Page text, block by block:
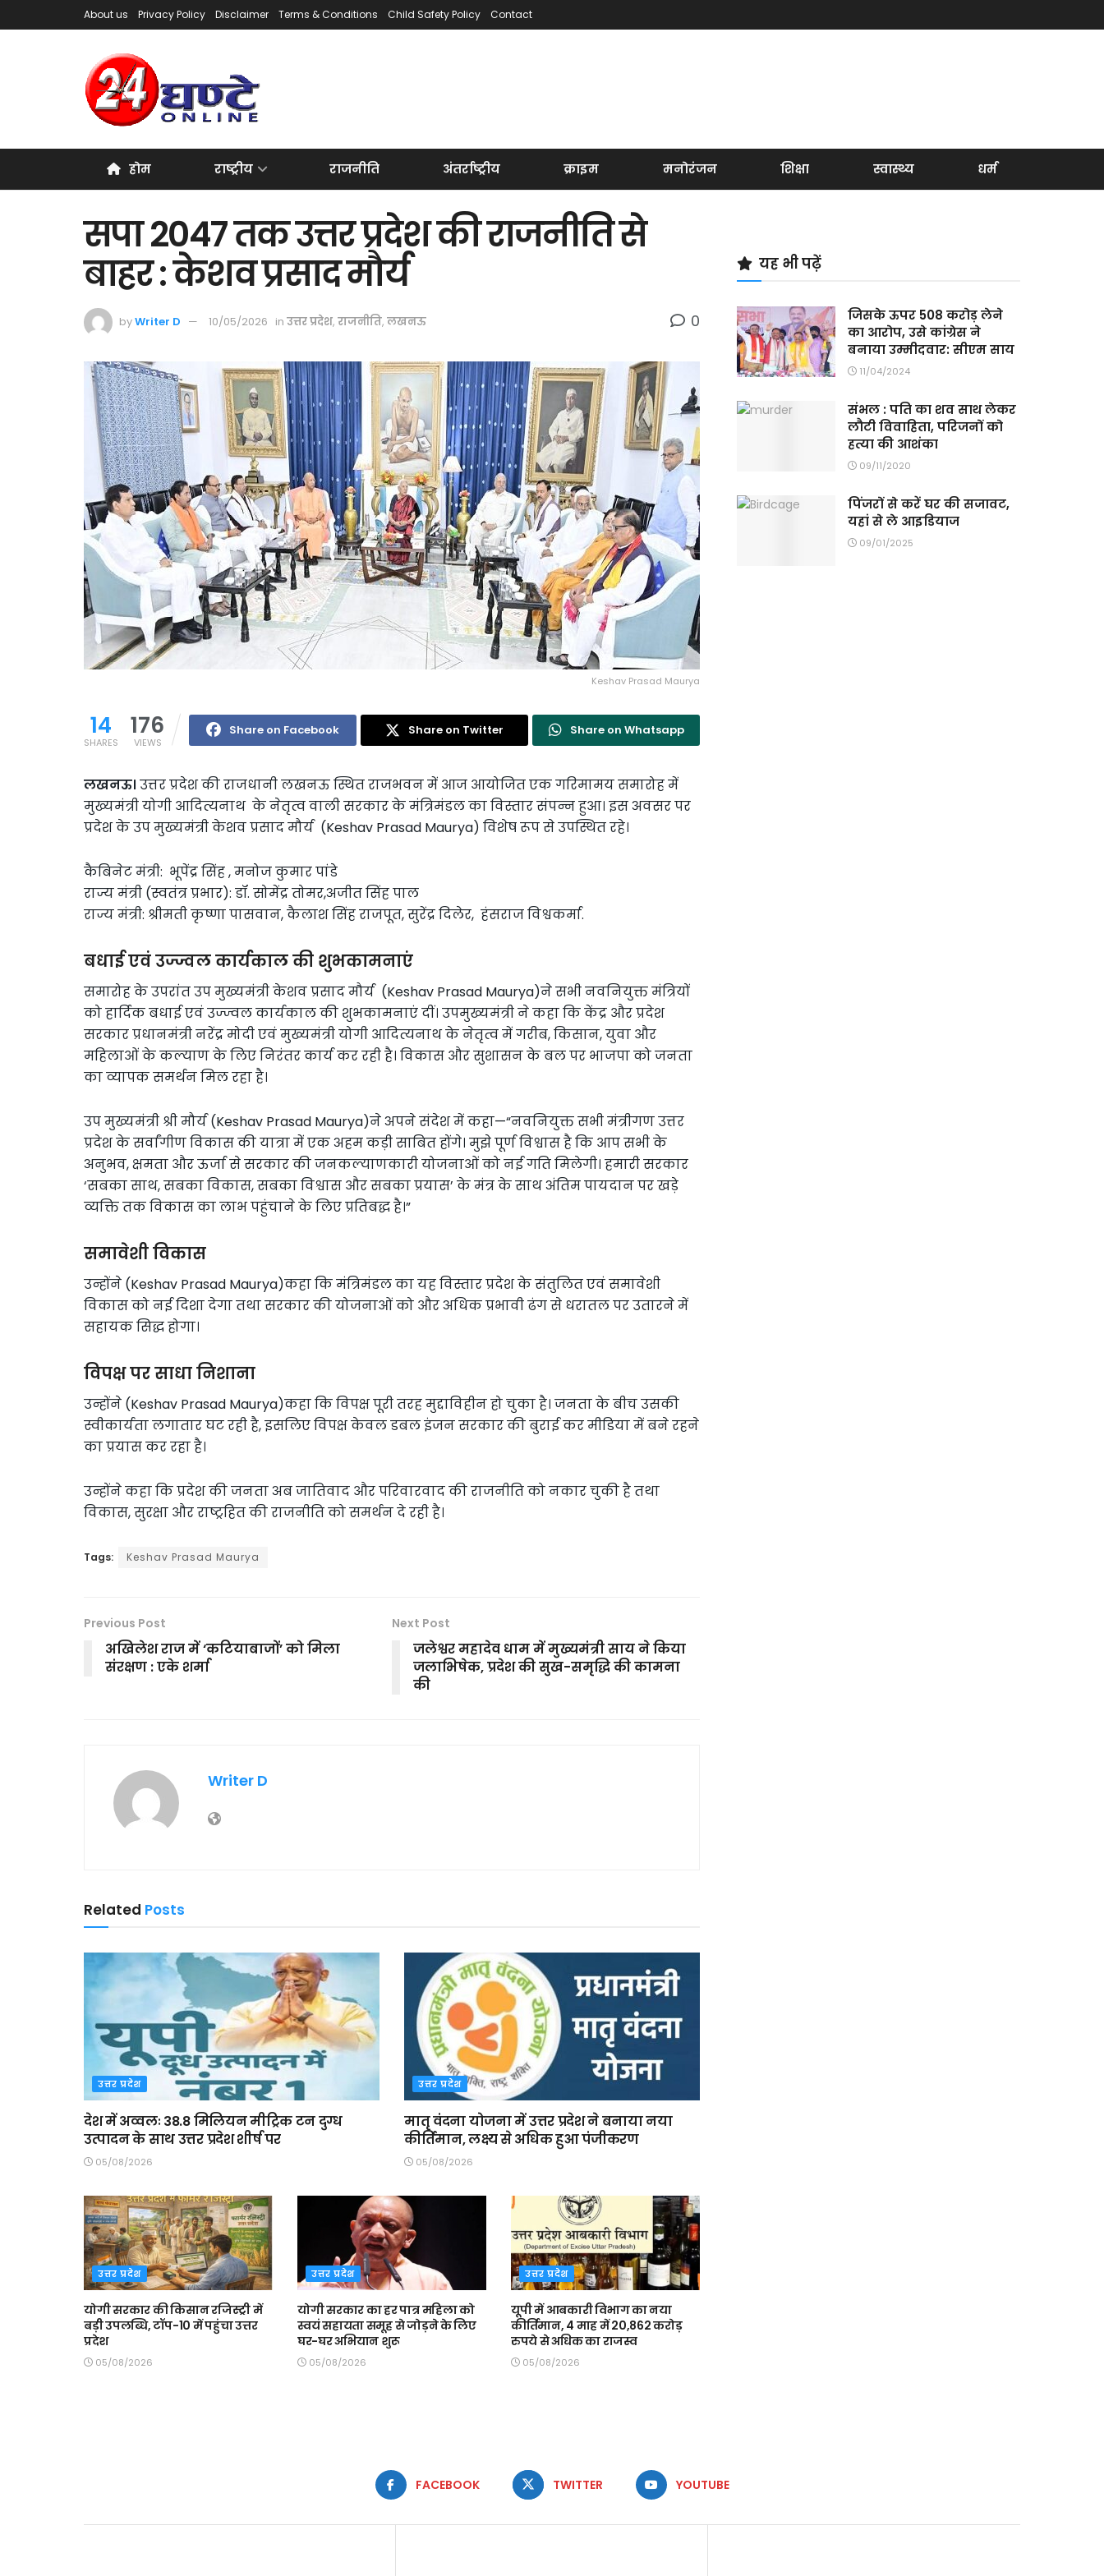
About us Privacy Policy Disclaimer Terms & Conditions Child Safety Policy Contact
होम राष्ट्रीय राजनीति अंतर्राष्ट्रीय क्राइम मनोरंजन शिक्षा स्वास्थ्य धर्म
सपा 2047 तक उत्तर प्रदेश की राजनीति से
बाहर : केशव प्रसाद मौर्य
byWriter D 10/05/2026 in उत्तर प्रदेश, राजनीति, लखनऊ 0
Keshav Prasad Maurya
14
SHARES
176
VIEWS
Share on Facebook Share on Twitter Share on Whatsapp
लखनऊ। उत्तर प्रदेश की राजधानी लखनऊ स्थित राजभवन में आज आयोजित एक गरिमामय समारोह में
मुख्यमंत्री योगी आदित्यनाथ के नेतृत्व वाली सरकार के मंत्रिमंडल का विस्तार संपन्न हुआ। इस अवसर पर
प्रदेश के उप मुख्यमंत्री केशव प्रसाद मौर्य (Keshav Prasad Maurya) विशेष रूप से उपस्थित रहे।
कैबिनेट मंत्री: भूपेंद्र सिंह , मनोज कुमार पांडे
राज्य मंत्री (स्वतंत्र प्रभार): डॉ. सोमेंद्र तोमर,अजीत सिंह पाल
राज्य मंत्री: श्रीमती कृष्णा पासवान, कैलाश सिंह राजपूत, सुरेंद्र दिलेर, हंसराज विश्वकर्मा.
बधाई एवं उज्ज्वल कार्यकाल की शुभकामनाएं
समारोह के उपरांत उप मुख्यमंत्री केशव प्रसाद मौर्य (Keshav Prasad Maurya)ने सभी नवनियुक्त मंत्रियों
को हार्दिक बधाई एवं उज्ज्वल कार्यकाल की शुभकामनाएं दीं। उपमुख्यमंत्री ने कहा कि केंद्र और प्रदेश
सरकार प्रधानमंत्री नरेंद्र मोदी एवं मुख्यमंत्री योगी आदित्यनाथ के नेतृत्व में गरीब, किसान, युवा और
महिलाओं के कल्याण के लिए निरंतर कार्य कर रही है। विकास और सुशासन के बल पर भाजपा को जनता
का व्यापक समर्थन मिल रहा है।
उप मुख्यमंत्री श्री मौर्य (Keshav Prasad Maurya)ने अपने संदेश में कहा—“नवनियुक्त सभी मंत्रीगण उत्तर
प्रदेश के सर्वांगीण विकास की यात्रा में एक अहम कड़ी साबित होंगे। मुझे पूर्ण विश्वास है कि आप सभी के
अनुभव, क्षमता और ऊर्जा से सरकार की जनकल्याणकारी योजनाओं को नई गति मिलेगी। हमारी सरकार
‘सबका साथ, सबका विकास, सबका विश्वास और सबका प्रयास’ के मंत्र के साथ अंतिम पायदान पर खड़े
व्यक्ति तक विकास का लाभ पहुंचाने के लिए प्रतिबद्ध है।”
समावेशी विकास
उन्होंने (Keshav Prasad Maurya)कहा कि मंत्रिमंडल का यह विस्तार प्रदेश के संतुलित एवं समावेशी
विकास को नई दिशा देगा तथा सरकार की योजनाओं को और अधिक प्रभावी ढंग से धरातल पर उतारने में
सहायक सिद्ध होगा।
विपक्ष पर साधा निशाना
उन्होंने (Keshav Prasad Maurya)कहा कि विपक्ष पूरी तरह मुद्दाविहीन हो चुका है। जनता के बीच उसकी
स्वीकार्यता लगातार घट रही है, इसलिए विपक्ष केवल डबल इंजन सरकार की बुराई कर मीडिया में बने रहने
का प्रयास कर रहा है।
उन्होंने कहा कि प्रदेश की जनता अब जातिवाद और परिवारवाद की राजनीति को नकार चुकी है तथा
विकास, सुरक्षा और राष्ट्रहित की राजनीति को समर्थन दे रही है।
Tags: Keshav Prasad Maurya
Previous Post
अखिलेश राज में ‘कटियाबाजों’ को मिला
संरक्षण : एके शर्मा
Next Post
जलेश्वर महादेव धाम में मुख्यमंत्री साय ने किया
जलाभिषेक, प्रदेश की सुख-समृद्धि की कामना
की
Writer D
Related Posts
उत्तर प्रदेश
देश में अव्वलः 38.8 मिलियन मीट्रिक टन दुग्ध
उत्पादन के साथ उत्तर प्रदेश शीर्ष पर
05/08/2026
उत्तर प्रदेश
मातृ वंदना योजना में उत्तर प्रदेश ने बनाया नया
कीर्तिमान, लक्ष्य से अधिक हुआ पंजीकरण
05/08/2026
उत्तर प्रदेश
योगी सरकार की किसान रजिस्ट्री में
बड़ी उपलब्धि, टॉप-10 में पहुंचा उत्तर
प्रदेश
05/08/2026
उत्तर प्रदेश
योगी सरकार का हर पात्र महिला को
स्वयं सहायता समूह से जोड़ने के लिए
घर-घर अभियान शुरू
05/08/2026
उत्तर प्रदेश
यूपी में आबकारी विभाग का नया
कीर्तिमान, 4 माह में 20,862 करोड़
रुपये से अधिक का राजस्व
05/08/2026
यह भी पढ़ें
जिसके ऊपर 508 करोड़ लेने
का आरोप, उसे कांग्रेस ने
बनाया उम्मीदवार: सीएम साय
11/04/2024
संभल : पति का शव साथ लेकर
लौटी विवाहिता, परिजनों को
हत्या की आशंका
09/11/2020
पिंजरों से करें घर की सजावट,
यहां से ले आइडियाज
09/01/2025
FACEBOOK TWITTER YOUTUBE